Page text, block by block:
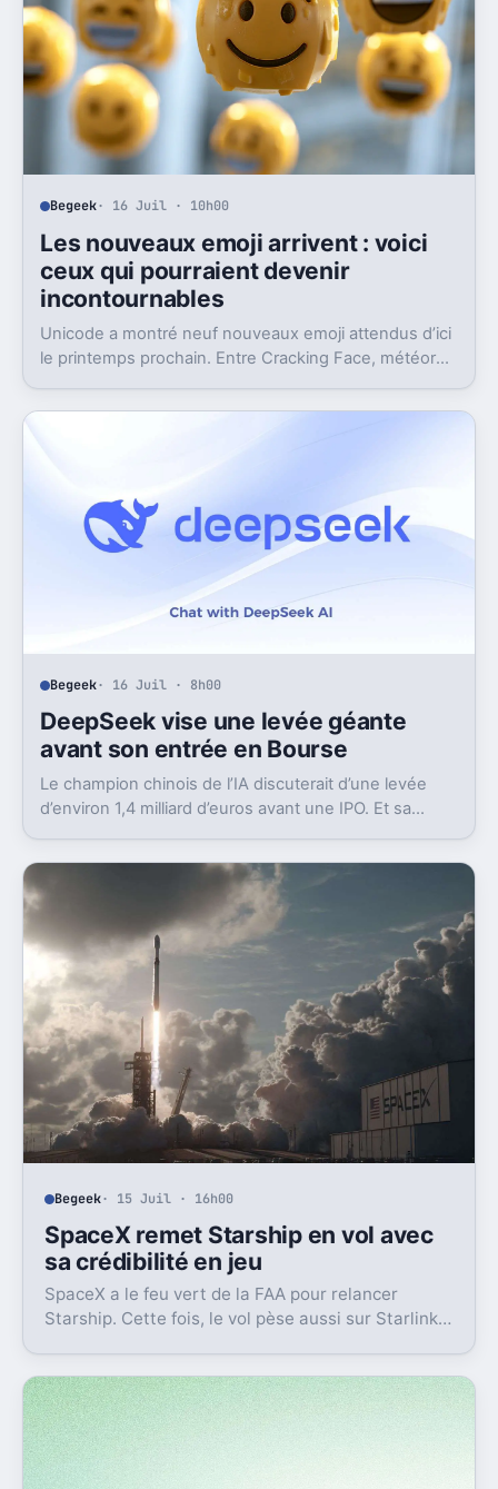
Begeek· 16 Juil · 10h00
Les nouveaux emoji arrivent : voici
ceux qui pourraient devenir
incontournables
Unicode a montré neuf nouveaux emoji attendus d’ici
le printemps prochain. Entre Cracking Face, météore
Begeek· 16 Juil · 8h00
DeepSeek vise une levée géante
avant son entrée en Bourse
Le champion chinois de l’IA discuterait d’une levée
d’environ 1,4 milliard d’euros avant une IPO. Et sa
Begeek· 15 Juil · 16h00
SpaceX remet Starship en vol avec
sa crédibilité en jeu
SpaceX a le feu vert de la FAA pour relancer
Starship. Cette fois, le vol pèse aussi sur Starlink